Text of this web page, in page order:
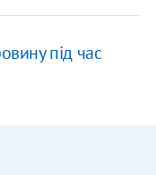
під час